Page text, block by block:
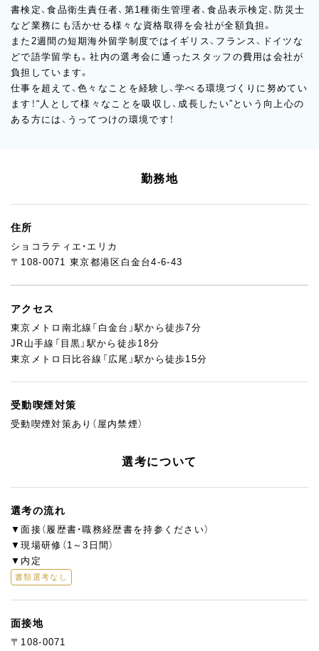
書検定、食品衛生責任者、第1種衛生管理者、食品表示検定、防災士
など業務にも活かせる様々な資格取得を会社が全額負担。
また2週間の短期海外留学制度ではイギリス、フランス、ドイツな
どで語学留学も。社内の選考会に通ったスタッフの費用は会社が
負担しています。
仕事を超えて、色々なことを経験し、学べる環境づくりに努めてい
ます！“人として様々なことを吸収し、成長したい”という向上心の
ある方には、うってつけの環境です！
勤務地
住所
ショコラティエ・エリカ
〒108-0071 東京都港区白金台4-6-43
アクセス
東京メトロ南北線「白金台」駅から徒歩7分
JR山手線「目黒」駅から徒歩18分
東京メトロ日比谷線「広尾」駅から徒歩15分
受動喫煙対策
受動喫煙対策あり（屋内禁煙）
選考について
選考の流れ
▼面接（履歴書・職務経歴書を持参ください）
▼現場研修（1～3日間）
▼内定
書類選考なし
面接地
〒108-0071